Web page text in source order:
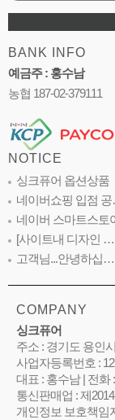
BANK INFO
예금주 : 홍수남
농협 187-02-379111
NOTICE
싱크퓨어 옵션상품
네이버쇼핑 입점
네이버 스마트스
[사이트내 디자인 …
고객님...안녕하십…
COMPANY
싱크퓨어
주소 : 경기도 용인
사업자등록번호 :
대표 : 홍수남 | 전화
통신판매업 : 제
개인정보 보호책임